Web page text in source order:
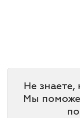
Не
Мы